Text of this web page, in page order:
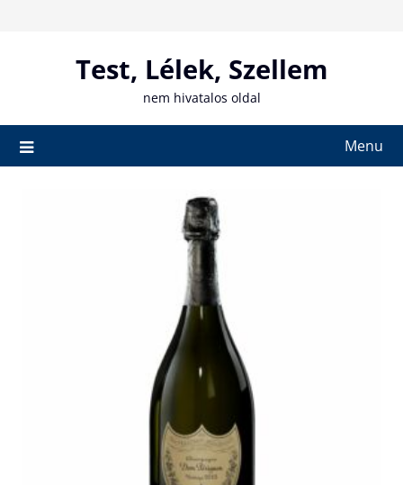
Test, Lélek, Szellem
nem hivatalos oldal
Menu